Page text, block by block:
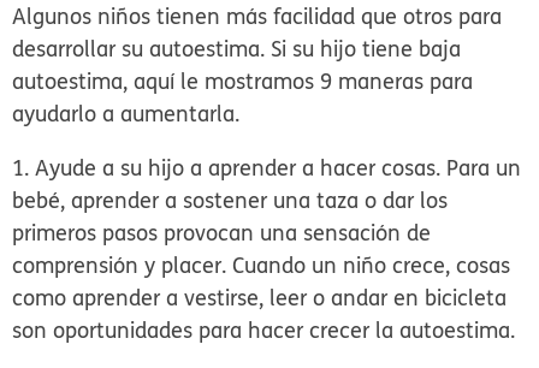
Algunos niños tienen más facilidad que otros para
desarrollar su autoestima. Si su hijo tiene baja
autoestima, aquí le mostramos 9 maneras para
ayudarlo a aumentarla.
1. Ayude a su hijo a aprender a hacer cosas. Para un
bebé, aprender a sostener una taza o dar los
primeros pasos provocan una sensación de
comprensión y placer. Cuando un niño crece, cosas
como aprender a vestirse, leer o andar en bicicleta
son oportunidades para hacer crecer la autoestima.